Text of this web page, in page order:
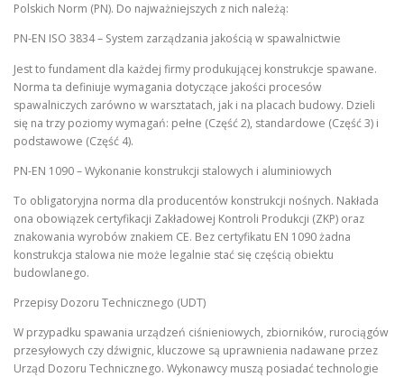
Polskich Norm (PN). Do najważniejszych z nich należą:
PN-EN ISO 3834 – System zarządzania jakością w spawalnictwie
Jest to fundament dla każdej firmy produkującej konstrukcje spawane.
Norma ta definiuje wymagania dotyczące jakości procesów
spawalniczych zarówno w warsztatach, jak i na placach budowy. Dzieli
się na trzy poziomy wymagań: pełne (Część 2), standardowe (Część 3) i
podstawowe (Część 4).
PN-EN 1090 – Wykonanie konstrukcji stalowych i aluminiowych
To obligatoryjna norma dla producentów konstrukcji nośnych. Nakłada
ona obowiązek certyfikacji Zakładowej Kontroli Produkcji (ZKP) oraz
znakowania wyrobów znakiem CE. Bez certyfikatu EN 1090 żadna
konstrukcja stalowa nie może legalnie stać się częścią obiektu
budowlanego.
Przepisy Dozoru Technicznego (UDT)
W przypadku spawania urządzeń ciśnieniowych, zbiorników, rurociągów
przesyłowych czy dźwignic, kluczowe są uprawnienia nadawane przez
Urząd Dozoru Technicznego. Wykonawcy muszą posiadać technologie